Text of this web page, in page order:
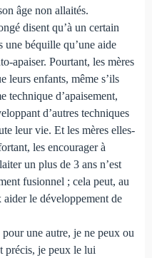
âge non allaités.
disent qu’à un certain
une béquille qu’une aide
apaiser. Pourtant, les mères
leurs enfants, même s’ils
technique d’apaisement,
d’autres techniques
leur vie. Et les mères elles-
les encourager à
un plus de 3 ans n’est
fusionnel ; cela peut, au
le développement de
une autre, je ne peux ou
précis, je peux le lui